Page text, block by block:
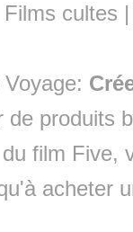
Films cultes
de produits
film Five,
acheter